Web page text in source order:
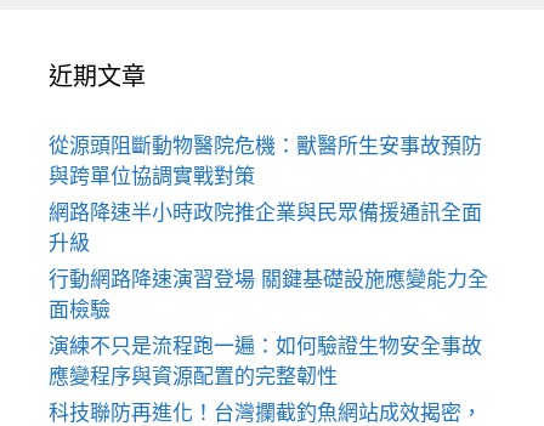
近期文章
從源頭阻斷動物醫院危機：獸醫所生安事故預防
與跨單位協調實戰對策
網路降速半小時政院推企業與民眾備援通訊全面
升級
行動網路降速演習登場 關鍵基礎設施應變能力全
面檢驗
演練不只是流程跑一遍：如何驗證生物安全事故
應變程序與資源配置的完整韌性
科技聯防再進化！台灣攔截釣魚網站成效揭密，